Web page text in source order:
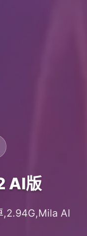
AI版
,2.94G,Mila AI